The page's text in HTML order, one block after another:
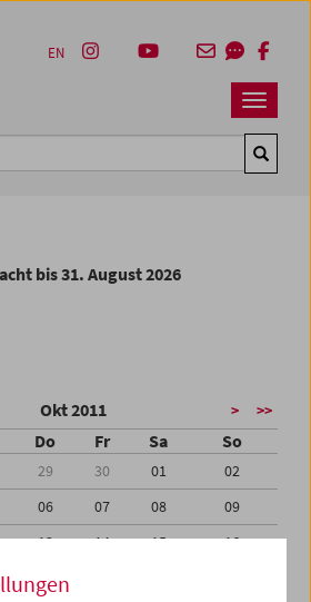
Navbar
EN
bis 31. August 2026
Okt 2011 > >>
Do Fr Sa So
29 30 01
02
06 07 08
09
13 14 15
16
20